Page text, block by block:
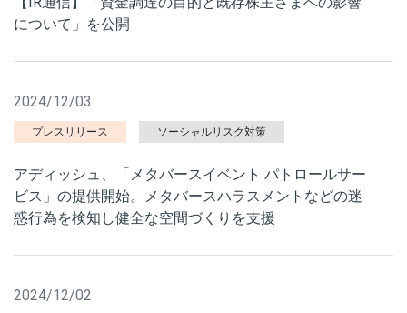
について」を公開
2024/12/03
プレスリリース ソーシャルリスク対策
アディッシュ、「メタバースイベント パトロールサー
ビス」の提供開始。メタバースハラスメントなどの迷
惑行為を検知し健全な空間づくりを支援
2024/12/02